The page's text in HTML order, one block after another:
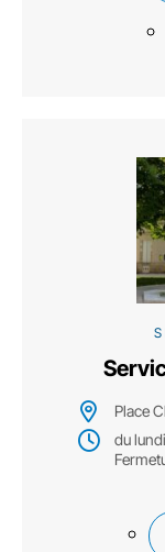
Place
du